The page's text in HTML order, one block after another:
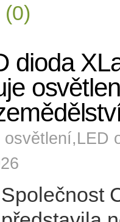
(0)
dioda
osvětlení,LED
Společnost